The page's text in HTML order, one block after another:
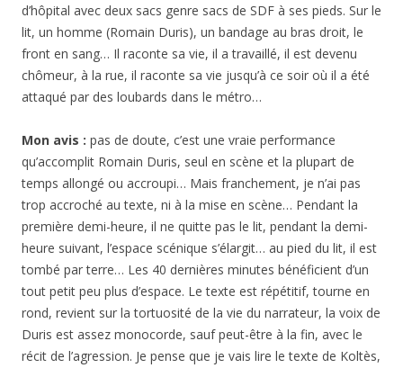
d’hôpital avec deux sacs genre sacs de SDF à ses pieds. Sur le
lit, un homme (Romain Duris), un bandage au bras droit, le
front en sang… Il raconte sa vie, il a travaillé, il est devenu
chômeur, à la rue, il raconte sa vie jusqu’à ce soir où il a été
attaqué par des loubards dans le métro…
Mon avis : pas de doute, c’est une vraie performance
qu’accomplit Romain Duris, seul en scène et la plupart de
temps allongé ou accroupi… Mais franchement, je n’ai pas
trop accroché au texte, ni à la mise en scène… Pendant la
première demi-heure, il ne quitte pas le lit, pendant la demi-
heure suivant, l’espace scénique s’élargit… au pied du lit, il est
tombé par terre… Les 40 dernières minutes bénéficient d’un
tout petit peu plus d’espace. Le texte est répétitif, tourne en
rond, revient sur la tortuosité de la vie du narrateur, la voix de
Duris est assez monocorde, sauf peut-être à la fin, avec le
récit de l’agression. Je pense que je vais lire le texte de Koltès,